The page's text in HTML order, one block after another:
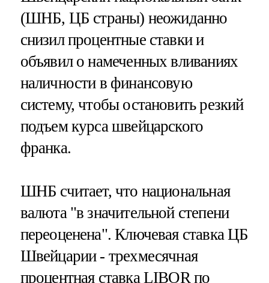
(ШНБ, ЦБ страны) неожиданно
снизил процентные ставки и
объявил о намеченных вливаниях
наличности в финансовую
систему, чтобы остановить резкий
подъем курса швейцарского
франка.
ШНБ считает, что национальная
валюта "в значительной степени
переоценена". Ключевая ставка ЦБ
Швейцарии - трехмесячная
процентная ставка LIBOR по